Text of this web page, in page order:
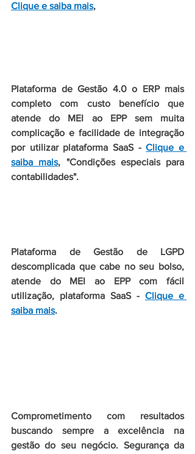
Clique e saiba mais,
Plataforma de Gestão 4.0 o ERP mais
completo com custo benefício que
atende do MEI ao EPP sem muita
complicação e facilidade de integração
por utilizar plataforma SaaS - Clique e
saiba mais, "Condições especiais para
contabilidades".
Plataforma de Gestão de LGPD
descomplicada que cabe no seu bolso,
atende do MEI ao EPP com fácil
utilização, plataforma SaaS - Clique e
saiba mais.
Comprometimento com resultados
buscando sempre a excelência na
gestão do seu negócio. Segurança da